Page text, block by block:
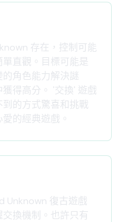
存在，控制可能
直觀。目標可能是
角色能力解決謎
得高分。 '交換' 遊戲
的方式驚喜和挑戰
的經典遊戲。
Unknown 復古遊戲
換機制。也許只有